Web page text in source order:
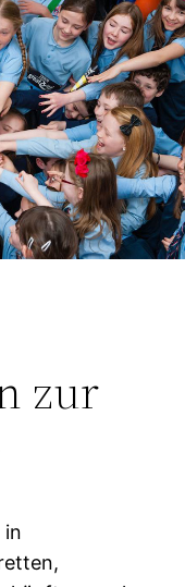
zur
in